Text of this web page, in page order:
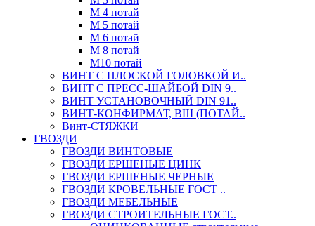
М 4 потай
М 5 потай
М 6 потай
М 8 потай
М10 потай
ВИНТ С ПЛОСКОЙ ГОЛОВКОЙ И..
ВИНТ С ПРЕСС-ШАЙБОЙ DIN 9..
ВИНТ УСТАНОВОЧНЫЙ DIN 91..
ВИНТ-КОНФИРМАТ, ВШ (ПОТАЙ..
Винт-СТЯЖКИ
ГВОЗДИ
ГВОЗДИ ВИНТОВЫЕ
ГВОЗДИ ЕРШЕНЫЕ ЦИНК
ГВОЗДИ ЕРШЕНЫЕ ЧЕРНЫЕ
ГВОЗДИ КРОВЕЛЬНЫЕ ГОСТ ..
ГВОЗДИ МЕБЕЛЬНЫЕ
ГВОЗДИ СТРОИТЕЛЬНЫЕ ГОСТ..